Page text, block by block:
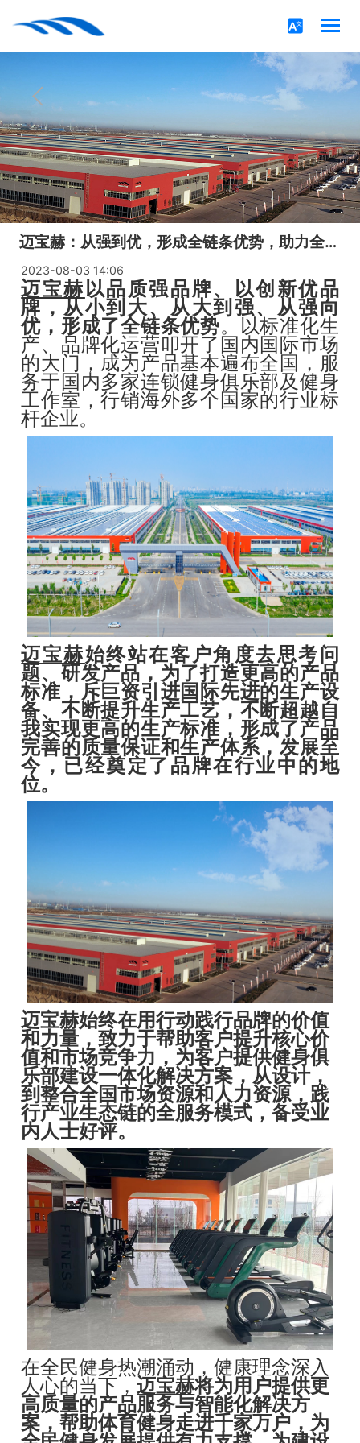
迈宝赫：从强到优，形成全链条优势，助力全民健身！
2023-08-03 14:06
迈宝赫以品质强品牌、以创新优品
牌，从小到大、从大到强、从强向
优，形成了全链条优势。以标准化生
产、品牌化运营叩开了国内国际市场
的大门，成为产品基本遍布全国，服
务于国内多家连锁健身俱乐部及健身
工作室，行销海外多个国家的行业标
杆企业。
迈宝赫始终站在客户角度去思考问
题、研发产品，为了打造更高的产品
标准，斥巨资引进国际先进的生产设
备、不断提升生产工艺，不断超越自
我实现更高的生产标准，形成了产品
完善的质量保证和生产体系，发展至
今，已经奠定了品牌在行业中的地
位。
迈宝赫始终在用行动践行品牌的价值
和力量，致力于帮助客户提升核心价
值和市场竞争力，为客户提供健身俱
乐部建设一体化解决方案，从设计，
到整合全国市场资源和人力资源，践
行产业生态链的全服务模式，备受业
内人士好评。
在全民健身热潮涌动，健康理念深入
人心的当下，迈宝赫将为用户提供更
高质量的产品服务与智能化解决方
案，帮助体育健身走进千家万户，为